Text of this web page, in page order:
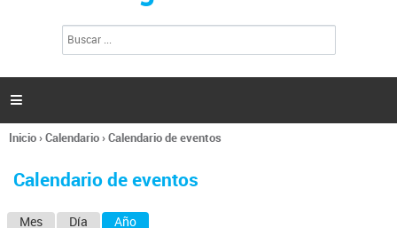
l
s

Se
usted
Inicio›Calendario›Calendario de eventos
Calendario de eventos
Mes Día Año